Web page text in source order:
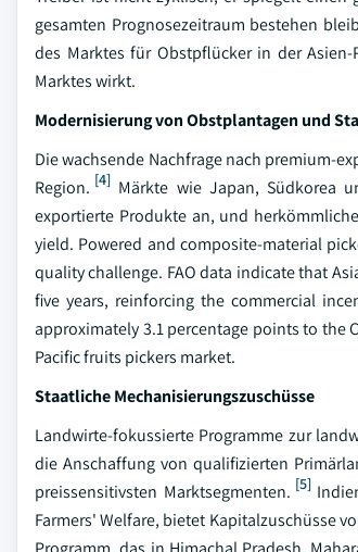
gesamten Prognosezeitraum bestehen
des Marktes für Obstpflücker in der
Marktes wirkt.
Modernisierung von Obstplantagen und
Die wachsende Nachfrage nach premium-
Region. [4] Märkte wie Japan, Südkorea
exportierte Produkte an, und
yield. Powered and composite-material
quality challenge. FAO data indicate that
five years, reinforcing the commercial
approximately 3.1 percentage points to the
Pacific fruits pickers market.
Staatliche Mechanisierungszuschüsse
Landwirte-fokussierte Programme zur
die Anschaffung von qualifizierten
preissensitivsten Marktsegmenten. [5]
Farmers' Welfare, bietet Kapitalzuschüsse